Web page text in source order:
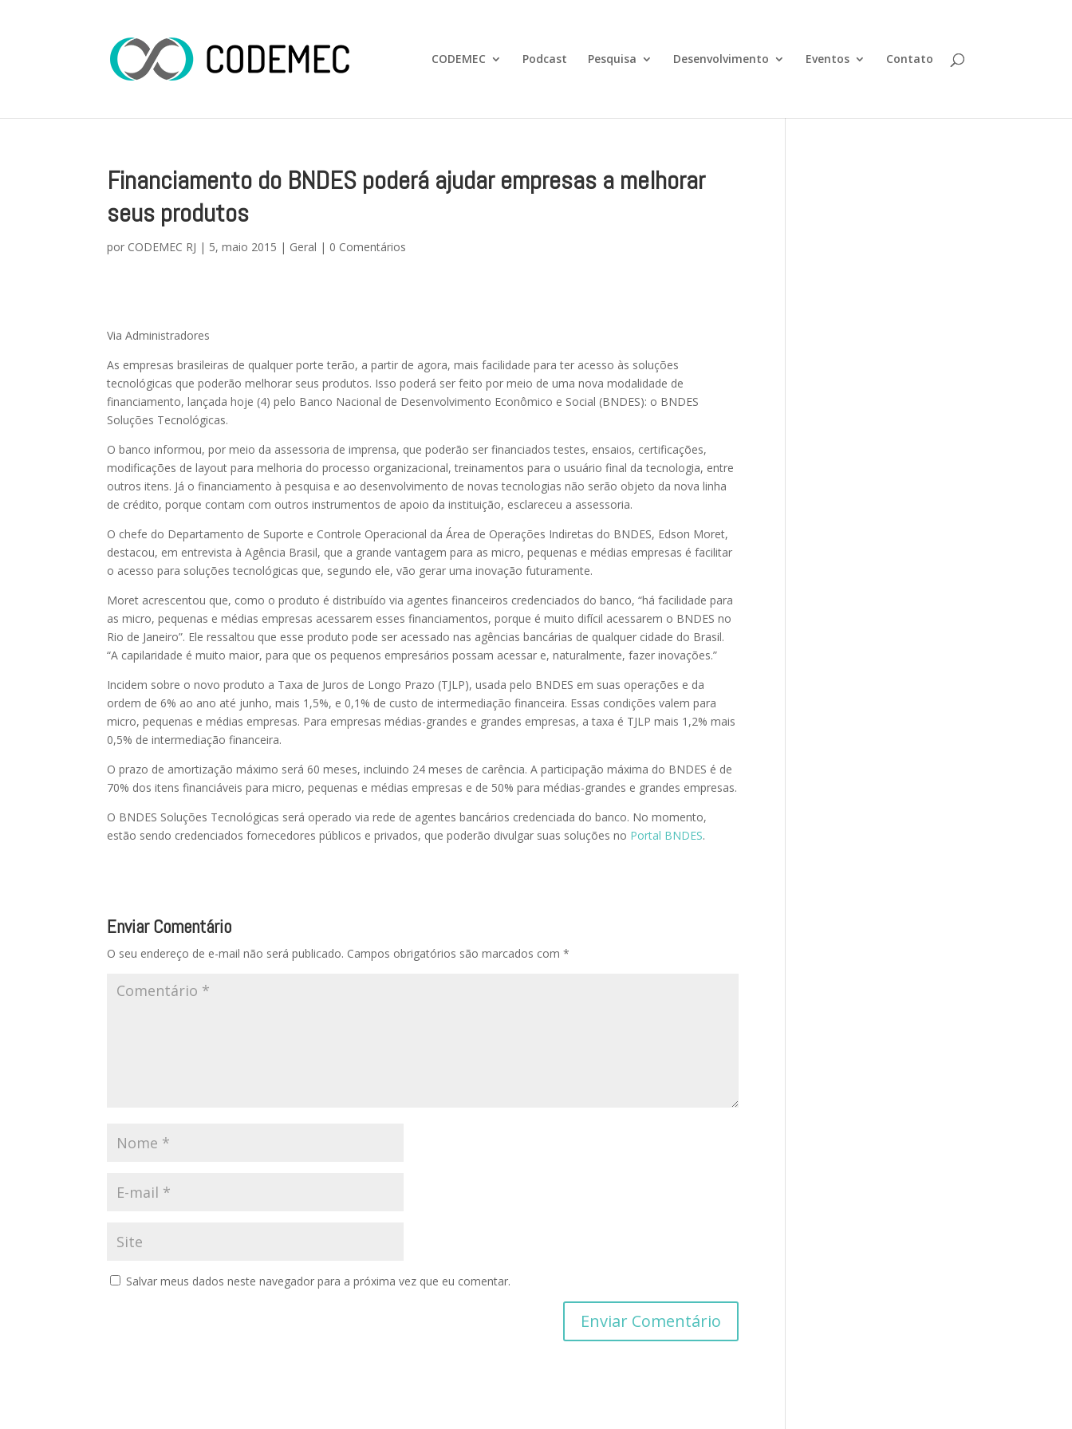
CODEMEC Podcast Pesquisa Desenvolvimento Eventos Contato
Financiamento do BNDES poderá ajudar empresas a melhorar
seus produtos
por CODEMEC RJ | 5, maio 2015 | Geral | 0 Comentários
Via Administradores
As empresas brasileiras de qualquer porte terão, a partir de agora, mais facilidade para ter acesso às soluções
tecnológicas que poderão melhorar seus produtos. Isso poderá ser feito por meio de uma nova modalidade de
financiamento, lançada hoje (4) pelo Banco Nacional de Desenvolvimento Econômico e Social (BNDES): o BNDES
Soluções Tecnológicas.
O banco informou, por meio da assessoria de imprensa, que poderão ser financiados testes, ensaios, certificações,
modificações de layout para melhoria do processo organizacional, treinamentos para o usuário final da tecnologia, entre
outros itens. Já o financiamento à pesquisa e ao desenvolvimento de novas tecnologias não serão objeto da nova linha
de crédito, porque contam com outros instrumentos de apoio da instituição, esclareceu a assessoria.
O chefe do Departamento de Suporte e Controle Operacional da Área de Operações Indiretas do BNDES, Edson Moret,
destacou, em entrevista à Agência Brasil, que a grande vantagem para as micro, pequenas e médias empresas é facilitar
o acesso para soluções tecnológicas que, segundo ele, vão gerar uma inovação futuramente.
Moret acrescentou que, como o produto é distribuído via agentes financeiros credenciados do banco, “há facilidade para
as micro, pequenas e médias empresas acessarem esses financiamentos, porque é muito difícil acessarem o BNDES no
Rio de Janeiro”. Ele ressaltou que esse produto pode ser acessado nas agências bancárias de qualquer cidade do Brasil.
“A capilaridade é muito maior, para que os pequenos empresários possam acessar e, naturalmente, fazer inovações.”
Incidem sobre o novo produto a Taxa de Juros de Longo Prazo (TJLP), usada pelo BNDES em suas operações e da
ordem de 6% ao ano até junho, mais 1,5%, e 0,1% de custo de intermediação financeira. Essas condições valem para
micro, pequenas e médias empresas. Para empresas médias-grandes e grandes empresas, a taxa é TJLP mais 1,2% mais
0,5% de intermediação financeira.
O prazo de amortização máximo será 60 meses, incluindo 24 meses de carência. A participação máxima do BNDES é de
70% dos itens financiáveis para micro, pequenas e médias empresas e de 50% para médias-grandes e grandes empresas.
O BNDES Soluções Tecnológicas será operado via rede de agentes bancários credenciada do banco. No momento,
estão sendo credenciados fornecedores públicos e privados, que poderão divulgar suas soluções no Portal BNDES.
Enviar Comentário
O seu endereço de e-mail não será publicado. Campos obrigatórios são marcados com*
Salvar meus dados neste navegador para a próxima vez que eu comentar.